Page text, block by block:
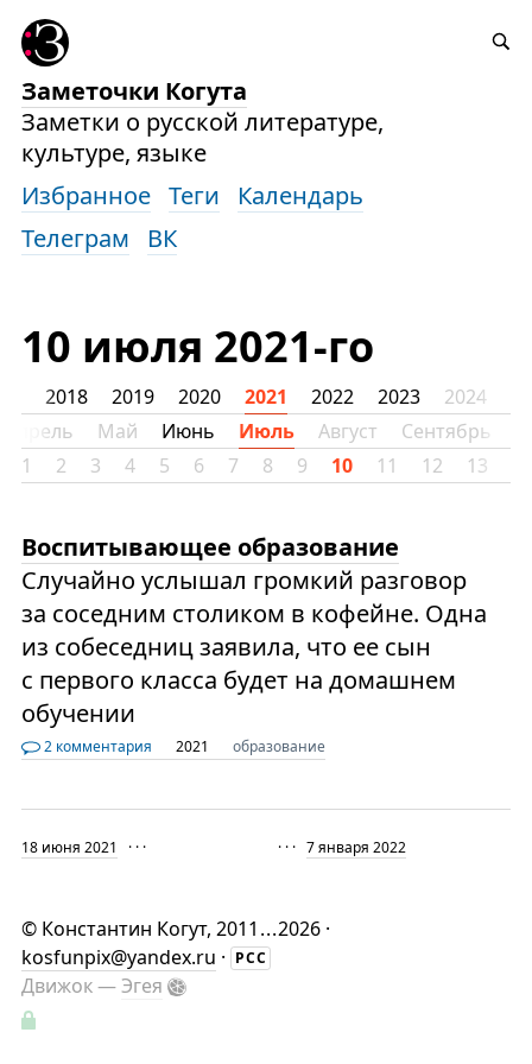
Заметочки Когута
Заметки о русской литературе,
культуре, языке
Избранное Теги
Календарь
Телеграм
ВК
10 июля 2021-го
2018 2019 2020 2021 2022 2023 2024
Апрель
Май Июнь Июль Август Сентябрь
1
2 3 4 5 6 7 8 9 10 11 12 13
Воспитывающее образование
Случайно услышал громкий разговор
за соседним столиком в кофейне. Одна
из собеседниц заявила, что ее сын
с первого класса будет на домашнем
обучении
2 комментария 2021 образование
18 июня 2021 · · · · · · 7 января 2022
© Константин Когут, 2011 ...2026 ·
kosfunpix@yandex.ru · РСС
Движок —Эгея